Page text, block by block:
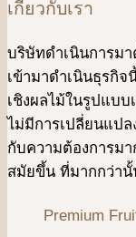
เกี่ยวกับเรา
บริษัทดําเนินการม
เข้ามาดําเนินธุรกิ
เชิงผลไม้ในรูปแบ
ไม่มีการเปลี่ยนแปล
กับความต้องการม
สมัยขึ้น ที่มากกว่านั้
Premium